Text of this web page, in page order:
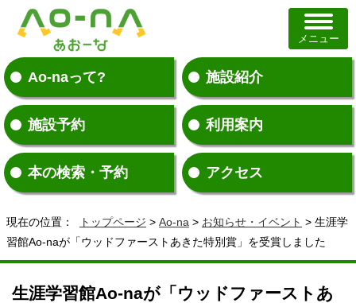
メニュー
Ao-naって? 施設紹介
施設予約 利用案内
本の検索・予約 アクセス
現在の位置： トップページ > Ao-na > お知らせ・イベント > 生涯学
習館Ao-naが「ウッドファーストあきた特別賞」を受賞しました
生涯学習館Ao-naが「ウッドファーストあ